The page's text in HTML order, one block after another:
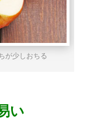
が少しおちる
い